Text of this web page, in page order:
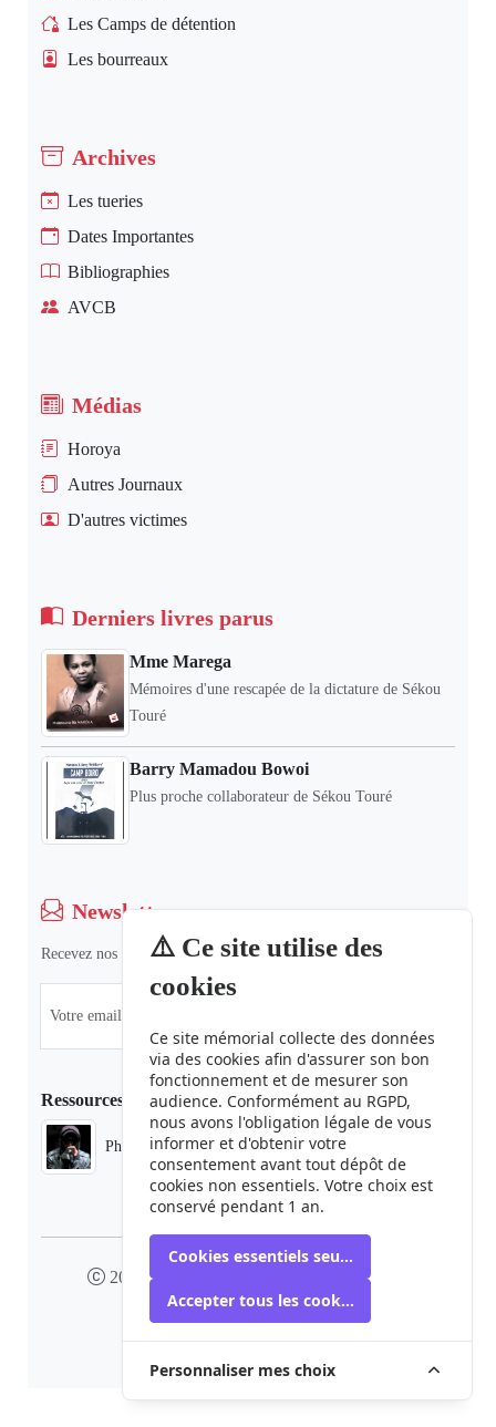
⚠️ Ce site utilise des
cookies
Ce site mémorial collecte des données
via des cookies afin d'assurer son bon
fonctionnement et de mesurer son
audience. Conformément au RGPD,
nous avons l'obligation légale de vous
informer et d'obtenir votre
consentement avant tout dépôt de
cookies non essentiels. Votre choix est
conservé pendant 1 an.
Cookies essentiels seulement
Accepter tous les cookies
Personnaliser mes choix
Les Camps de détention
Les bourreaux
Archives
Les tueries
Dates Importantes
Bibliographies
AVCB
Médias
Horoya
Autres Journaux
D'autres victimes
Derniers livres parus
Mme Marega
Mémoires d'une rescapée de la dictature de Sékou
Touré
Barry Mamadou Bowoi
Plus proche collaborateur de Sékou Touré
Newsletter
Recevez nos dernières informations et actualités.
Ressources
Phaduba camp boiro
2024 camp-boiro.org - Tous droits réservés
Mémorial des Victimes du Camp Boiro